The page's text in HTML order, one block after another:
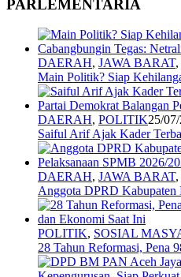
PARLEMENTARIA
DAERAH, JAWA BARAT,
Main Politik? Siap
DAERAH, POLITIK25/
Saiful Arif Ajak Kader
DAERAH, JAWA BARAT,
Anggota DPRD
POLITIK, SOSIAL
28 Tahun Reformasi, Pena